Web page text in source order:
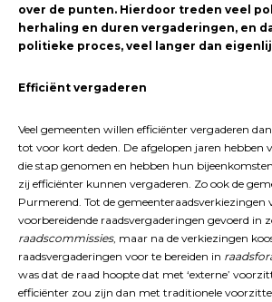
over de punten. Hierdoor treden veel
herhaling en duren vergaderingen, en
politieke proces, veel langer dan
Efficiënt vergaderen
Veel gemeenten willen efficiënter vergaderen
tot voor kort deden. De afgelopen jaren hebben
die stap genomen en hebben hun
zij efficiënter kunnen vergaderen. Zo ook de
Purmerend. Tot de gemeenteraadsverkiezingen
voorbereidende raadsvergaderingen gevoerd in
raadscommissies, maar na de verkiezingen
raadsvergaderingen voor te bereiden in
was dat de raad hoopte dat met ‘externe’
efficiënter zou zijn dan met traditionele